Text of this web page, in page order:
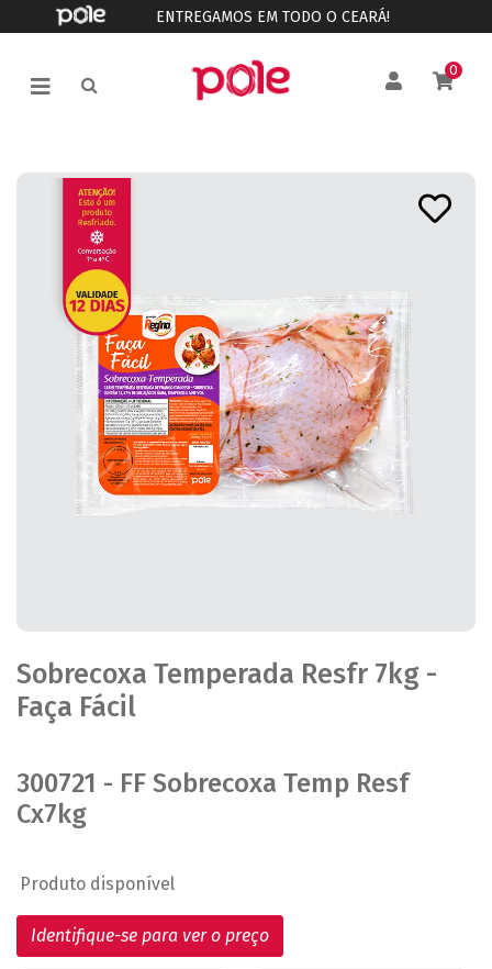
ENTREGAMOS EM TODO O CEARÁ!
0
Sobrecoxa Temperada Resfr 7kg -
Faça Fácil
300721 - FF Sobrecoxa Temp Resf
Cx7kg
Produto disponível
Identifique-se para ver o preço